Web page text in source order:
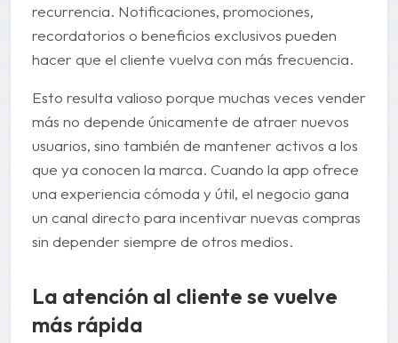
recurrencia. Notificaciones, promociones,
recordatorios o beneficios exclusivos pueden
hacer que el cliente vuelva con más frecuencia.
Esto resulta valioso porque muchas veces vender
más no depende únicamente de atraer nuevos
usuarios, sino también de mantener activos a los
que ya conocen la marca. Cuando la app ofrece
una experiencia cómoda y útil, el negocio gana
un canal directo para incentivar nuevas compras
sin depender siempre de otros medios.
La atención al cliente se vuelve
más rápida